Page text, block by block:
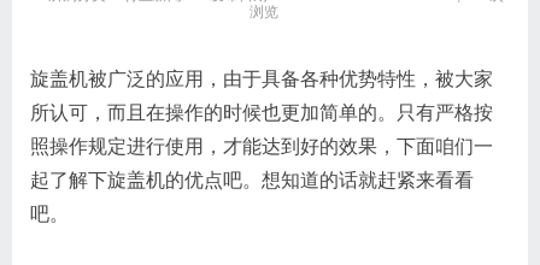
浏览
旋盖机被广泛的应用，由于具备各种优势特性，被大家
所认可，而且在操作的时候也更加简单的。只有严格按
照操作规定进行使用，才能达到好的效果，下面咱们一
起了解下旋盖机的优点吧。想知道的话就赶紧来看看
吧。